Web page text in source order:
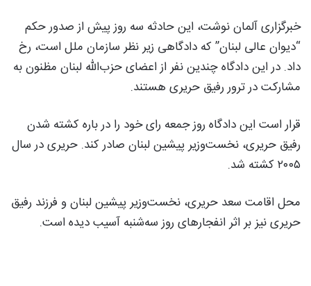
خبرگزاری آلمان نوشت، این حادثه سه روز پیش از صدور حکم
“دیوان عالی لبنان” که دادگاهی زیر نظر سازمان ملل است، رخ
داد. در این دادگاه چندین نفر از اعضای حزب‌الله لبنان مظنون به
مشارکت در ترور رفیق حریری هستند.
قرار است این دادگاه روز جمعه رای خود را در باره کشته شدن
رفیق حریری، نخست‌وزیر پیشین لبنان صادر کند. حریری در سال
۲۰۰۵ کشته شد.
محل اقامت سعد حریری، نخست‌وزیر پیشین لبنان و فرزند رفیق
حریری نیز بر اثر انفجارهای روز سه‌شنبه آسیب دیده است.